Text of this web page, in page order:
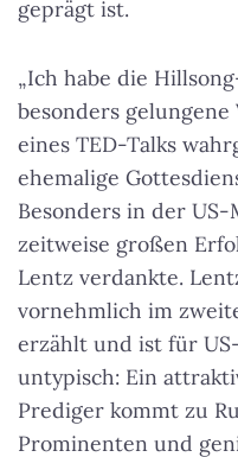
geprägt ist.
„Ich habe die
besonders
eines TED-Talks
ehemalige
Besonders in der
zeitweise großen
Lentz verdankte.
vornehmlich im
erzählt und ist für
untypisch: Ein
Prediger kommt zu
Prominenten und